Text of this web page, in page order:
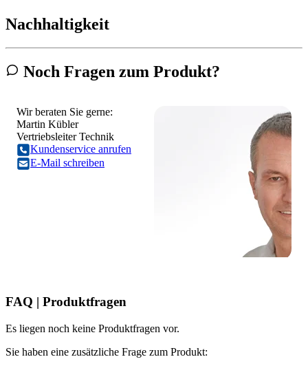
Nachhaltigkeit
Noch Fragen zum Produkt?
Wir beraten Sie gerne:
Martin Kübler
Vertriebsleiter Technik
Kundenservice anrufen
E-Mail schreiben
FAQ | Produktfragen
Es liegen noch keine Produktfragen vor.
Sie haben eine zusätzliche Frage zum Produkt: